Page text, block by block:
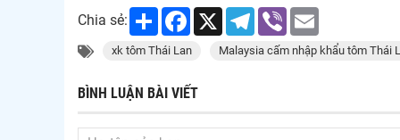
Chia sẻ:
Share Facebook
X Telegram
Viber
xk tôm Thái Lan Malaysia cấm nhập khẩu tôm Thái
BÌNH LUẬN BÀI VIẾT